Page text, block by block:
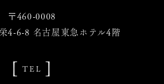
〒460-0008
4-6-8 名古屋東急ホテル4階
[ TEL
]